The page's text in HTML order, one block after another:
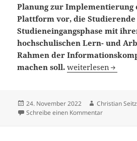
Planung zur Implementierung
Plattform vor, die
Studieneingangsphase mit
hochschulischen Lern- und
Rahmen der
machen soll. weiterlesen
Veröffentlicht
am
24. November 2022 Autor
Christian Seitz
Schreibe einen Kommentarzu